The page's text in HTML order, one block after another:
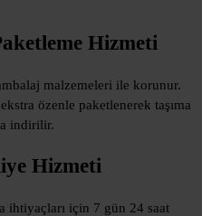
Hizmeti
malzemeleri ile korunur.
özenle paketlenerek taşıma
indirilir.
Hizmeti
ihtiyaçları için 7 gün 24 saat